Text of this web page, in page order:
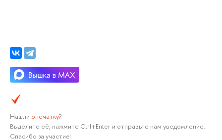
Нашли опечатку?
Выделите её, нажмите Ctrl+Enter и отправьте нам уведомление.
Спасибо за участие!